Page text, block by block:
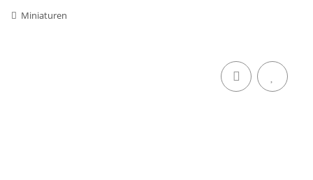
Miniaturen